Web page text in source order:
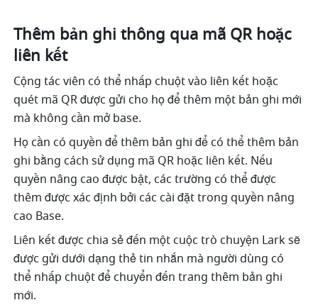
Thêm bản ghi thông qua mã QR hoặc
liên kết
Cộng tác viên có thể nhấp chuột vào liên kết hoặc
quét mã QR được gửi cho họ để thêm một bản ghi mới
mà không cần mở base.
Họ cần có quyền để thêm bản ghi để có thể thêm bản
ghi bằng cách sử dụng mã QR hoặc liên kết. Nếu
quyền nâng cao được bật, các trường có thể được
thêm được xác định bởi các cài đặt trong quyền nâng
cao Base.
Liên kết được chia sẻ đến một cuộc trò chuyện Lark sẽ
được gửi dưới dạng thẻ tin nhắn mà người dùng có
thể nhấp chuột để chuyển đến trang thêm bản ghi
mới.